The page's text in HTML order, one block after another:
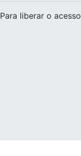
Para liberar o acesso